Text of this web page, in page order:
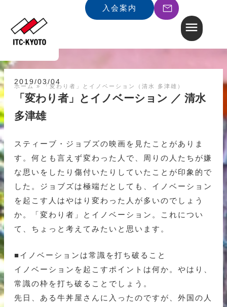
入会案内
ホーム » 「変わり者」とイノベーション（清水 多津雄）
2019/03/04
「変わり者」とイノベーション ／ 清水
多津雄
スティーブ・ジョブズの映画を見たことがありま
す。何とも言えず変わった人で、周りの人たちが嫌
な思いをしたり傷付いたりしていたことが印象的で
した。ジョブズは極端だとしても、イノベーション
を起こす人はやはり変わった人が多いのでしょう
か。「変わり者」とイノベーション。これについ
て、ちょっと考えてみたいと思います。
■イノベーションは常識を打ち破ること
イノベーションを起こすポイントは何か。やはり、
常識の枠を打ち破ることでしょう。
先日、ある牛丼屋さんに入ったのですが、外国の人